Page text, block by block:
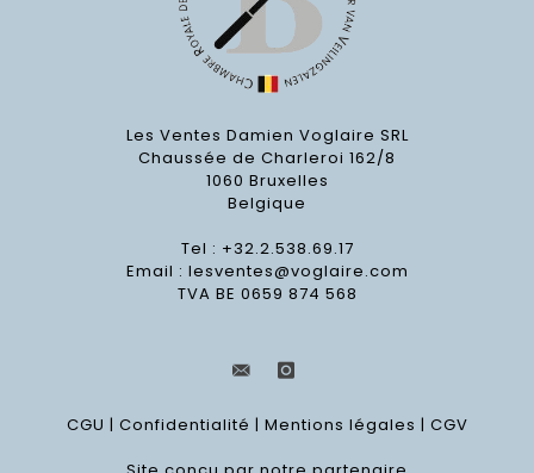
Les Ventes Damien Voglaire SRL
Chaussée de Charleroi 162/8
1060 Bruxelles
Belgique
Tel : +32.2.538.69.17
Email : lesventes@voglaire.com
TVA BE 0659 874 568
CGU | Confidentialité | Mentions légales | CGV